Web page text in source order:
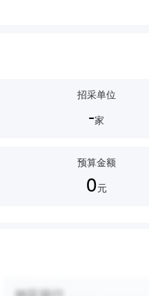
招采单位
-家
预算金额
0元